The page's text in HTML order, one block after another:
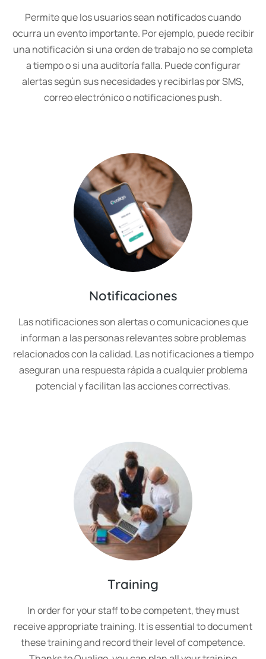
Permite que los usuarios sean notificados cuando
ocurra un evento importante. Por ejemplo, puede recibir
una notificación si una orden de trabajo no se completa
a tiempo o si una auditoría falla. Puede configurar
alertas según sus necesidades y recibirlas por SMS,
correo electrónico o notificaciones push.
Notificaciones
Las notificaciones son alertas o comunicaciones que
informan a las personas relevantes sobre problemas
relacionados con la calidad. Las notificaciones a tiempo
aseguran una respuesta rápida a cualquier problema
potencial y facilitan las acciones correctivas.
Training
In order for your staff to be competent, they must
receive appropriate training. It is essential to document
these training and record their level of competence.